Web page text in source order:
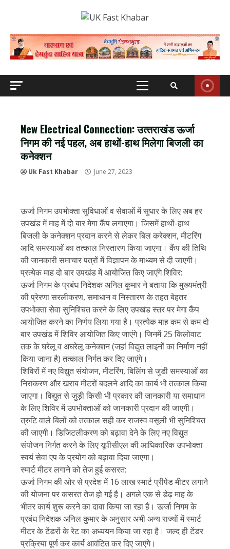
Primary
New Electrical Connection: उत्‍तराखंड ऊर्जा
निगम की नई पहल, अब हाथों-हाथ मिलेगा बिजली का
कनेक्शन
Uk Fast Khabar June 27, 2023
ऊर्जा निगम उपभोक्ता सुविधाओं व सेवाओं में सुधार के लिए अब हर
उपखंड में माह में दो बार मेगा कैंप लगाएगा। जिसमें हाथों-हाथ
बिजली के कनेक्शन प्रदान करने से लेकर बिल करेक्शन, मीटरिंग
आदि समस्याओं का तत्काल निस्तारण किया जाएगा। कैंप की तिथि
की जानकारी समाचार पत्रों में विज्ञापन के माध्यम से दी जाएगी।
प्रत्येक माह दो बार उपखंड में आयोजित किए जाएंगे शिविर:
ऊर्जा निगम के प्रबंध निदेशक अनिल कुमार ने बताया कि मुख्यमंत्री
की प्रेरणा सरलीकरण, समाधान व निस्तारण के तहत बेहतर
उपभोक्ता सेवा सुनिश्चित करने के लिए उपखंड स्तर पर मेगा कैंप
आयोजित करने का निर्णय लिया गया है। प्रत्येक माह कम से कम दो
बार उपखंड में शिविर आयोजित किए जाएंगे। जिनमें 25 किलोवाट
तक के घरेलू व अघरेलू कनेक्शन (जहां विद्युत लाइनों का निर्माण नहीं
किया जाना है) तत्काल निर्गत कर दिए जाएंगे।
शिविरों में नए विद्युत संयोजन, मीटरिंग, बिलिंग से जुडी समस्याओं का
निराकरण और खराब मीटरों बदलने आदि का कार्य भी तत्काल किया
जाएगा। विद्युत से जुड़ी किसी भी प्रकार की जानकारी या समाधान
के लिए शिविर में उपभोक्ताओं को जानकारी प्रदान की जाएगी।
त्रुटि वाले बिलों को तत्काल सही कर राजस्व वसूली भी सुनिश्चित
की जाएगी। डिजिटलीकरण को बढ़ावा देने के लिए नए विद्युत
संयोजन निर्गत करने के लिए यूपीसीएल की आधिकारिक उपभोक्ता
स्वयं सेवा एप के प्रयोग को बढ़ावा दिया जाएगा।
स्मार्ट मीटर लगाने को तेज हुई कसरत:
ऊर्जा निगम की ओर से प्रदेश में 16 लाख स्मार्ट प्रीपेड मीटर लगाने
की योजना पर कसरत तेज हो गई है। अगले एक से डेढ़ माह के
भीतर कार्य शुरू करने का दावा किया जा रहा है। ऊर्जा निगम के
प्रबंध निदेशक अनिल कुमार के अनुसार अभी अन्य राज्यों में स्मार्ट
मीटर के टेंडरों के रेट का अध्ययन किया जा रहा है। जल्द ही टेंडर
प्रक्रिया पूर्ण कर कार्य आवंटित कर दिए जाएंगे।